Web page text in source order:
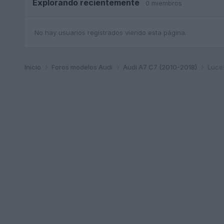
Explorando recientemente 0 miembros
No hay usuarios registrados viendo esta página.
Inicio Foros modelos Audi Audi A7 C7 (2010-2018)